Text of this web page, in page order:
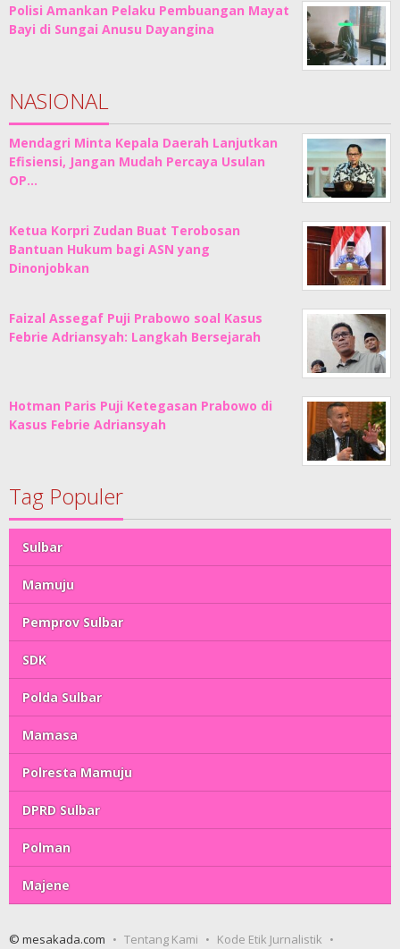
Polisi Amankan Pelaku Pembuangan Mayat
Bayi di Sungai Anusu Dayangina
NASIONAL
Mendagri Minta Kepala Daerah Lanjutkan
Efisiensi, Jangan Mudah Percaya Usulan
OP…
Ketua Korpri Zudan Buat Terobosan
Bantuan Hukum bagi ASN yang
Dinonjobkan
Faizal Assegaf Puji Prabowo soal Kasus
Febrie Adriansyah: Langkah Bersejarah
Hotman Paris Puji Ketegasan Prabowo di
Kasus Febrie Adriansyah
Tag Populer
Sulbar
Mamuju
Pemprov Sulbar
SDK
Polda Sulbar
Mamasa
Polresta Mamuju
DPRD Sulbar
Polman
Majene
© mesakada.com Tentang Kami
Kode Etik Jurnalistik